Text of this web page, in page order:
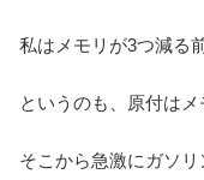
私はメモリが3つ減る
というのも、原付は
そこから急激にガソ